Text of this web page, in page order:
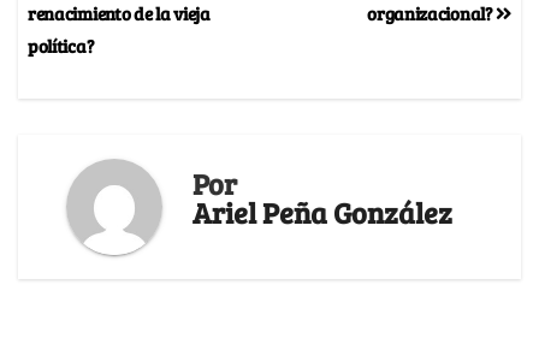
organizacional?
renacimiento de la vieja
política?
Por
Ariel Peña González